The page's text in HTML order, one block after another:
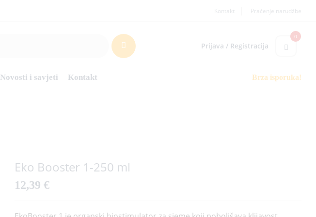
Kontakt Praćenje narudžbe
Prijava / Registracija
0
Novosti i savjeti Kontakt Brza isporuka!
Eko Booster 1-250 ml
12,39 €